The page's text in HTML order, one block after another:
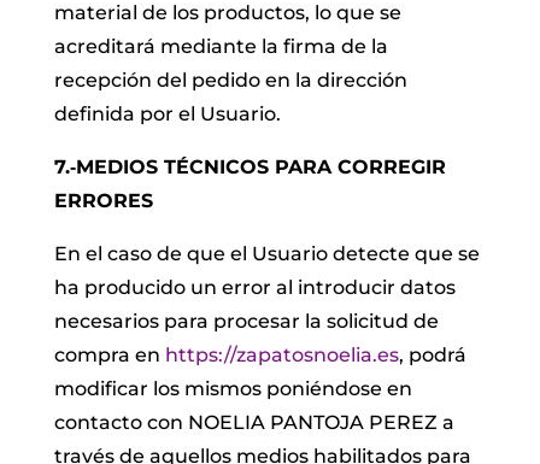
material de los productos, lo que se
acreditará mediante la firma de la
recepción del pedido en la dirección
definida por el Usuario.
7.‐MEDIOS TÉCNICOS PARA CORREGIR
ERRORES
En el caso de que el Usuario detecte que se
ha producido un error al introducir datos
necesarios para procesar la solicitud de
compra en https://zapatosnoelia.es, podrá
modificar los mismos poniéndose en
contacto con NOELIA PANTOJA PEREZ a
través de aquellos medios habilitados para